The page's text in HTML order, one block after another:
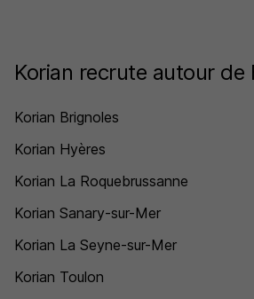
Korian recrute autour de
Korian Brignoles
Korian Hyères
Korian La Roquebrussanne
Korian Sanary-sur-Mer
Korian La Seyne-sur-Mer
Korian Toulon